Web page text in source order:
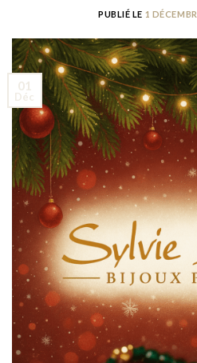
PUBLIÉ LE 1
01
Déc